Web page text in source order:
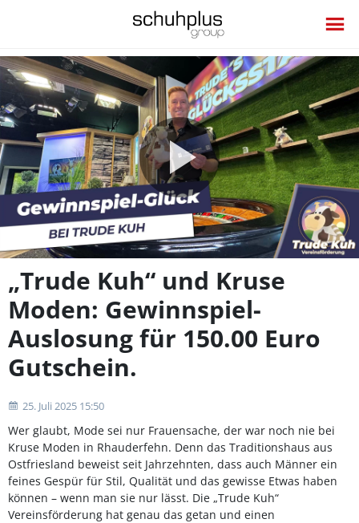
Video
„Trude Kuh“ und Kruse
Moden: Gewinnspiel-
Auslosung für 150.00 Euro
Gutschein.
25. Juli 2025 15:50
Wer glaubt, Mode sei nur Frauensache, der war noch nie bei
Kruse Moden in Rhauderfehn. Denn das Traditionshaus aus
Ostfriesland beweist seit Jahrzehnten, dass auch Männer ein
feines Gespür für Stil, Qualität und das gewisse Etwas haben
können – wenn man sie nur lässt. Die „Trude Kuh“
Vereinsförderung hat genau das getan und einen